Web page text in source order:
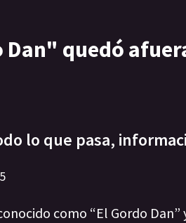
Dan" quedó
lo que pasa,
como “El Gordo